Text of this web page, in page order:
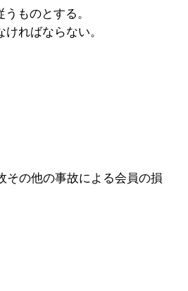
ものとする。
ればならない。
その他の事故による会員の損